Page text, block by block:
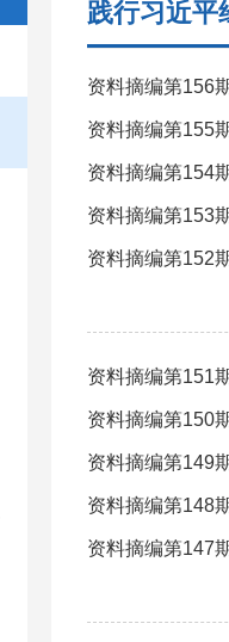
践行习近平
资料摘编第156
资料摘编第155
资料摘编第154
资料摘编第153
资料摘编第152
资料摘编第151
资料摘编第150
资料摘编第149
资料摘编第148
资料摘编第147